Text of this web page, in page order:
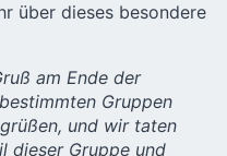
über dieses besondere
am Ende der
Gruppen
und wir taten
dieser Gruppe und